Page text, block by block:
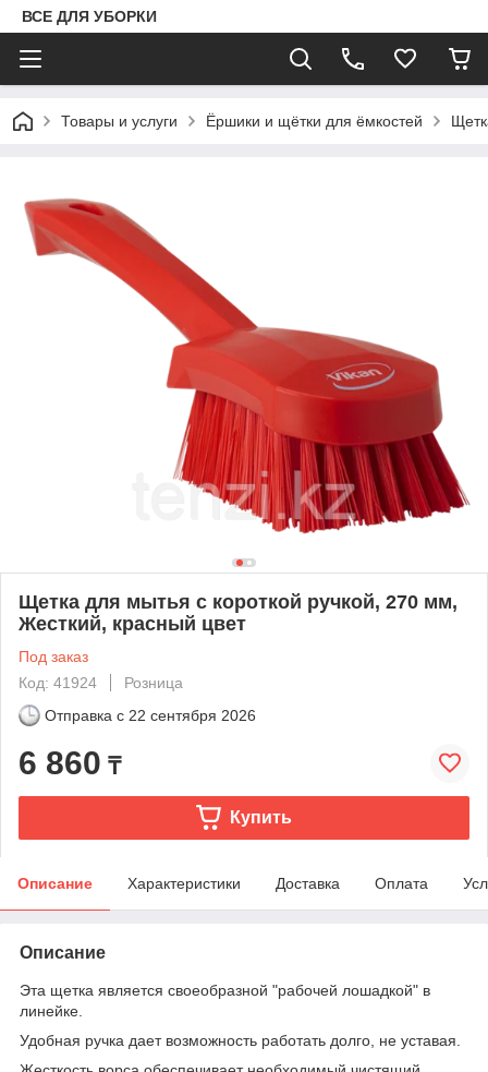
ВСЕ ДЛЯ УБОРКИ
Товары и услуги Ёршики и щётки для ёмкостей
Щетка для мытья с короткой ручкой, 270 мм,
Жесткий, красный цвет
Под заказ
Код: 41924
Розница
Отправка с 22 сентября 2026
6 860 ₸
Купить
Описание Характеристики Доставка Оплата
Описание
Эта щетка является своеобразной "pабочей лошадкой" в
линейке.
Удобная ручка дает возможность работать долго, не уставая.